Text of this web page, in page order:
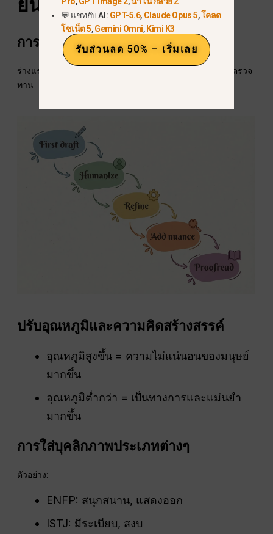
ยนต์
การเขียนแบบหลายชั้น
ร่างแรก →ทำให้เป็นมนุษย์ →ปรับปรุง →เพิ่มรายละเอียด →ตรวจ
ทาน
ปรับอุณหภูมิและความคิดสร้างสรรค์
อุณหภูมิสูงขึ้น = ความไม่แน่นอนของมนุษย์
มากขึ้น
อุณหภูมิต่ำกว่า = เป็นทางการและแม่นยำ
มากขึ้น
การใส่บุคลิกภาพประเภทต่างๆ
ตัวอย่าง:
ENFP: สนุกสนาน, แสดงออก
ISTJ: มีระเบียบ, สงบ
💬 แชทกับ AI: GPT-5.6, Claude Opus 5,โคลด
โซเน็ต 5,Gemini Omni,Kimi K3
รับส่วนลด 50% – เริ่มเลย